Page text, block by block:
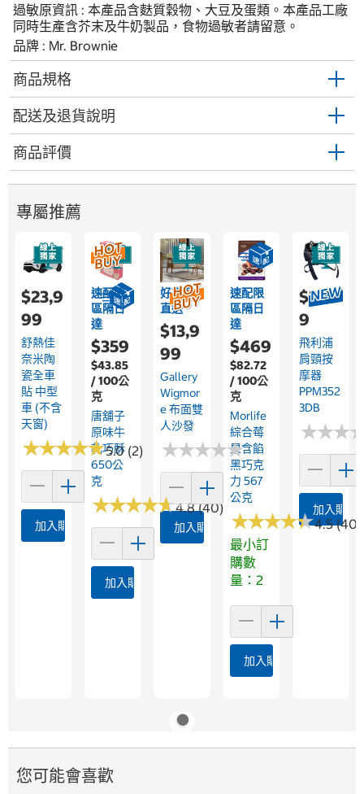
過敏原資訊 : 本產品含麩質穀物、大豆及蛋類。本產品工廠
同時生產含芥末及牛奶製品，食物過敏者請留意。
品牌 : Mr. Brownie
商品規格
配送及退貨說明
商品評價
專屬推薦
$23,9
99
舒熱佳
奈米陶
瓷全車
貼 中型
車 (不含
天窗)
★★★★★
★★★★★5.0 (2)
加入購物車
速配限
區隔日
達
$359
$43.85
/ 100公
克
唐舖子
原味牛
軋巧酥
650公
克
★★★★★
★★★★★4.8 (40)
加入購物車
好市多
直送
$13,9
99
Gallery
Wigmor
E 布面雙
人沙發
★★★★★
★★★★★
加入購物車
速配限
區隔日
達
$469
$82.72
/ 100公
克
Morlife
綜合莓
果含餡
黑巧克
力 567
公克
★★★★★
★★★★★4.5 (40)
最小訂
購數
量：2
加入購物車
$3,35
9
飛利浦
肩頸按
摩器
PPM352
3DB
★★★
★★★
加入購物
您可能會喜歡